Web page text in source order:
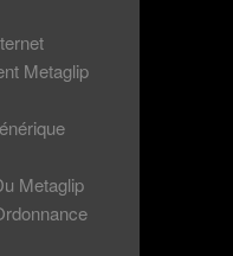
Metaglip
Metaglip